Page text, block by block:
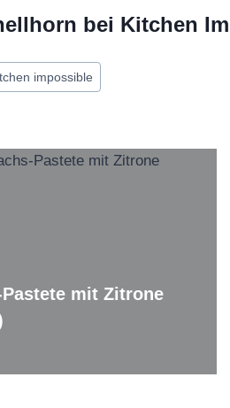
bei Kitchen
impossible
mit Zitrone